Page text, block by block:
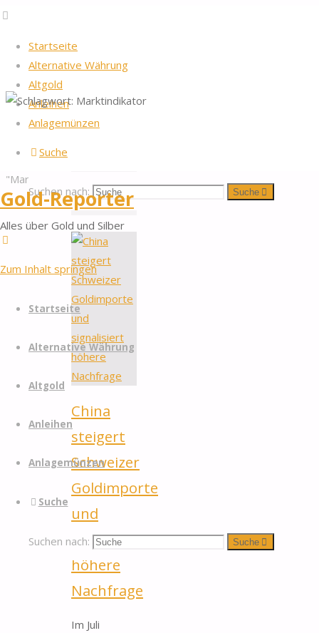
Startseite
Alternative Währung
Altgold
Anleihen
Anlagemünzen
Suche
Suchen nach: Suche
Gold-Reporter
Alles über Gold und Silber
Zum Inhalt springen
Startseite
Alternative Währung
Altgold
Anleihen
Anlagemünzen
Suche
Suchen nach: Suche
Startseite
verschlagwortet
"Marktindikator"Marktindikator
China
steigert
Schweizer
Goldimporte
und
signalisiert
höhere
Nachfrage
Im Juli